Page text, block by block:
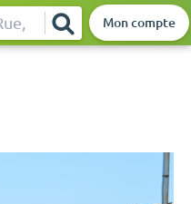
Mon compte